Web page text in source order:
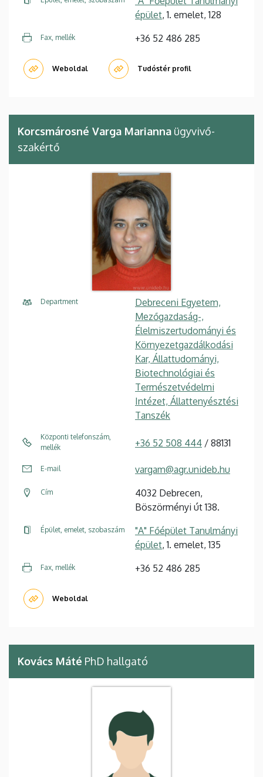
épület, 1. emelet, 128
Fax, mellék +36 52 486 285
Weboldal Tudóstér profil
Korcsmárosné Varga Marianna ügyvivő-
szakértő
Department
Debreceni Egyetem,
Mezőgazdaság-,
Élelmiszertudományi és
Környezetgazdálkodási
Kar, Állattudományi,
Biotechnológiai és
Természetvédelmi
Intézet, Állattenyésztési
Tanszék
Központi telefonszám,
mellék
+36 52 508 444 / 88131
E-mail vargam@agr.unideb.hu
Cím
4032 Debrecen,
Böszörményi út 138.
Épület, emelet, szobaszám
"A" Főépület Tanulmányi
épület, 1. emelet, 135
Fax, mellék +36 52 486 285
Weboldal
Kovács Máté PhD hallgató